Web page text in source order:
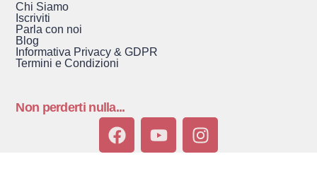
Chi Siamo
Iscriviti
Parla con noi
Blog
Informativa Privacy & GDPR
Termini e Condizioni
Non perderti nulla...